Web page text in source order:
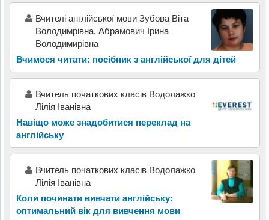
Вчителі англійської мови Зубова Віта
Володимрівна, Абрамович Ірина
Володимирівна
Вчимося читати: посібник з англійської для дітей
Вчитель початкових класів Водолажко
Лілія Іванівна
Навіщо може знадобитися переклад на
англійську
Вчитель початкових класів Водолажко
Лілія Іванівна
Коли починати вивчати англійську:
оптимальний вік для вивчення мови